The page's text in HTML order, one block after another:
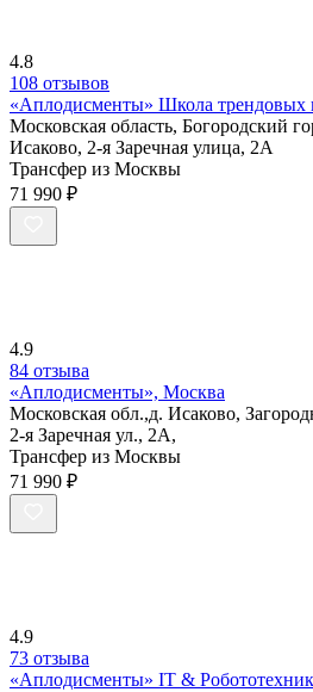
4.8
108 отзывов
«Аплодисменты» Школа трендовых
Московская область, Богородский
Исаково, 2-я Заречная улица, 2А
Трансфер из Москвы
71 990 ₽
4.9
84 отзыва
«Аплодисменты», Москва
Московская обл.,д. Исаково,
2-я Заречная ул., 2А,
Трансфер из Москвы
71 990 ₽
4.9
73 отзыва
«Аплодисменты» IT &